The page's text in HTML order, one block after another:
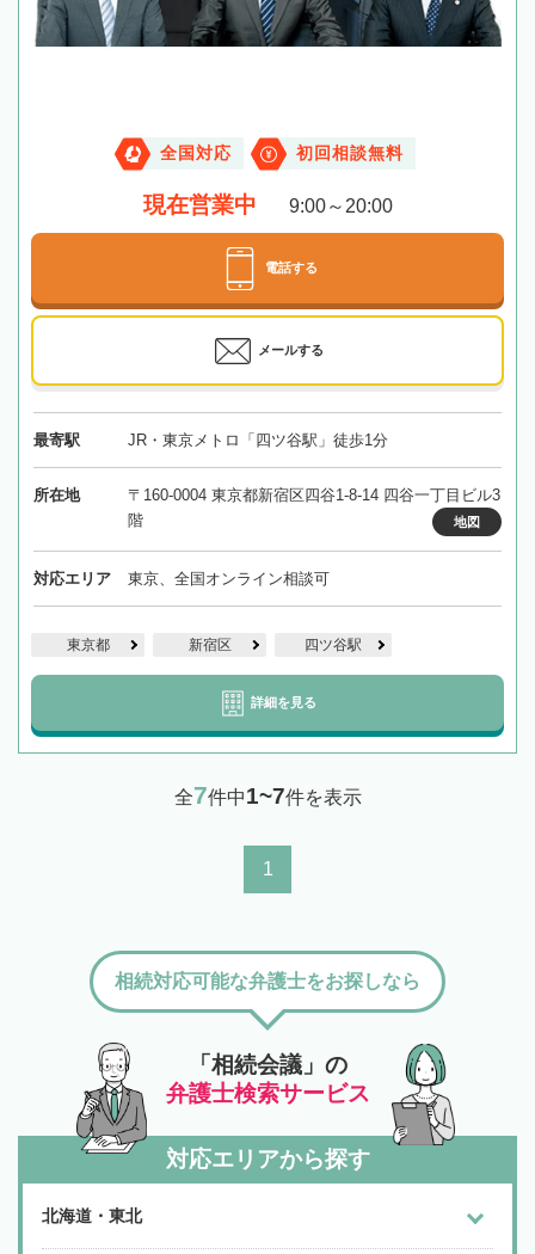
全国対応 初回相談無料
現在営業中 9:00～20:00
電話する
メールする
最寄駅 JR・東京メトロ「四ツ谷駅」徒歩1分
所在地
〒160-0004 東京都新宿区四谷1-8-14 四谷一丁目ビル3
階
地図
対応エリア 東京、全国オンライン相談可
東京都 新宿区 四ツ谷駅
詳細を見る
全7件中1~7件を表示
1
「相続会議」の
弁護士検索サービス
相続対応可能な弁護士をお探しなら
対応エリアから探す
北海道・東北